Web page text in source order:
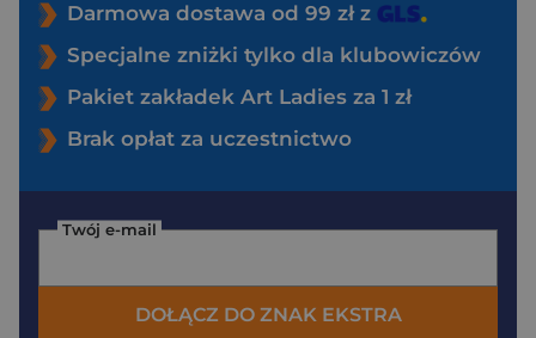
Darmowa dostawa od 99 zł z
Specjalne zniżki tylko dla klubowiczów
Pakiet zakładek Art Ladies za 1 zł
Brak opłat za uczestnictwo
Twój e-mail
DOŁĄCZ DO ZNAK EKSTRA